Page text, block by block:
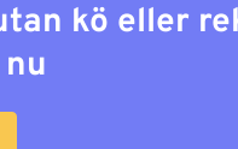
kö eller